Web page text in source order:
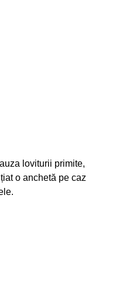
loviturii primite,
o anchetă pe caz